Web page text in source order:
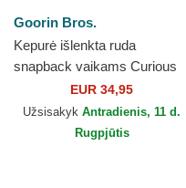
Goorin Bros.
Kepurė išlenkta ruda
snapback vaikams Curious
Cat Mini The Farm Goorin
Bros.
EUR 34,95
Užsisakyk Antradienis, 11 d.
Rugpjūtis